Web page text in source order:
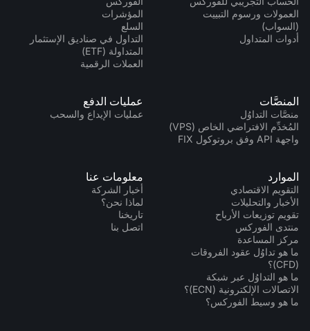
العمولات ورسوم التبييت
(السواب)
أدوات المتداول
المؤشرات
السلع
التداول في صناديق الإستثمار
المتداولة (ETF)
العملات الرقمية
المنصَّات
منصَّات التداوُل
المُخدِّم الافتراضي الخاص (VPS)
واجهة API وفق بروتوكول FIX
عمليات الدفع
عمليات الإيداع والسحب
الموارد
التقويم الاقتصادي
الأخبار والتحليلات
تقويم توزيعات الأرباح
منتدى الفوركس
مركز المساعدة
ما هو تداوُل عقود الفروقات
(CFD)؟
ما هو التداوُل عبر شبكة
الاتصالات الإلكترونية (ECN)؟
ما هو وسيط الفوركس؟
معلومات عنا
أخبار الشركة
لماذا نحن؟
تاريخنا
اتصل بنا